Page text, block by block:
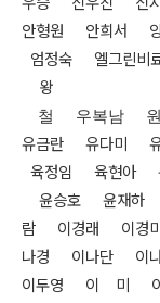
안형원 안희서
엄정숙 엘그린
왕
철 우복남
유금란 유다미
육정임 육현아
윤승호 윤재
람 이경래 이경
나경 이나단 이
이두영 이 미